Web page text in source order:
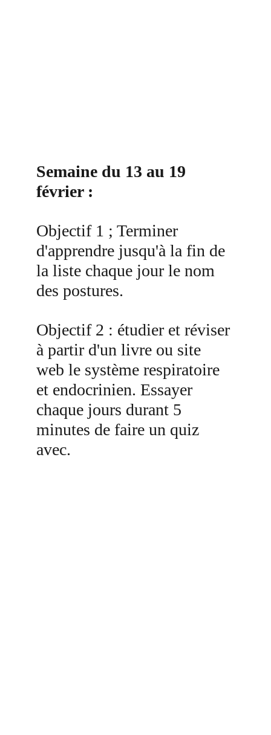
Semaine du 13 au 19
février :​
Objectif 1 ; Terminer
d'apprendre jusqu'à la fin de
la liste chaque jour le nom
des postures.
Objectif 2 : étudier et réviser
à partir d'un livre ou site
web le système respiratoire
et endocrinien. Essayer
chaque jours durant 5
minutes de faire un quiz
avec.